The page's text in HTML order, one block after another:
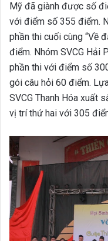
Mỹ đã giành được số
với điểm số 355 điểm.
phần thi cuối cùng “Về
điểm. Nhóm SVCG Hải
phần thi với điểm số
gói câu hỏi 60 điểm.
SVCG Thanh Hóa xuất
vị trí thứ hai với 305